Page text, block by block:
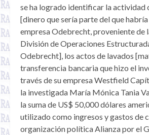
se ha logrado identificar la actividad
[dinero que sería parte del que
empresa Odebrecht, proveniente de
División de Operaciones
Odebrecht], los actos de lavados
transferencia bancaria que hizo el
través de su empresa Westfield
la investigada María Mónica Tania
la suma de US$ 50,000 dólares
utilizado como ingresos y gastos de
organización política Alianza por el